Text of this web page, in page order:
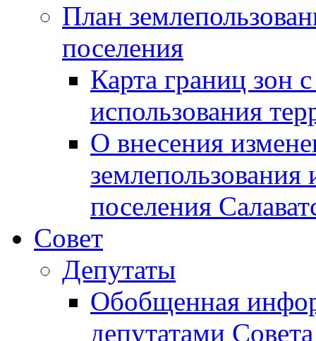
План
поселения
Карта границ зон
использования
О внесения
землепользования
поселения
Совет
Депутаты
Обобщенная
депутатами